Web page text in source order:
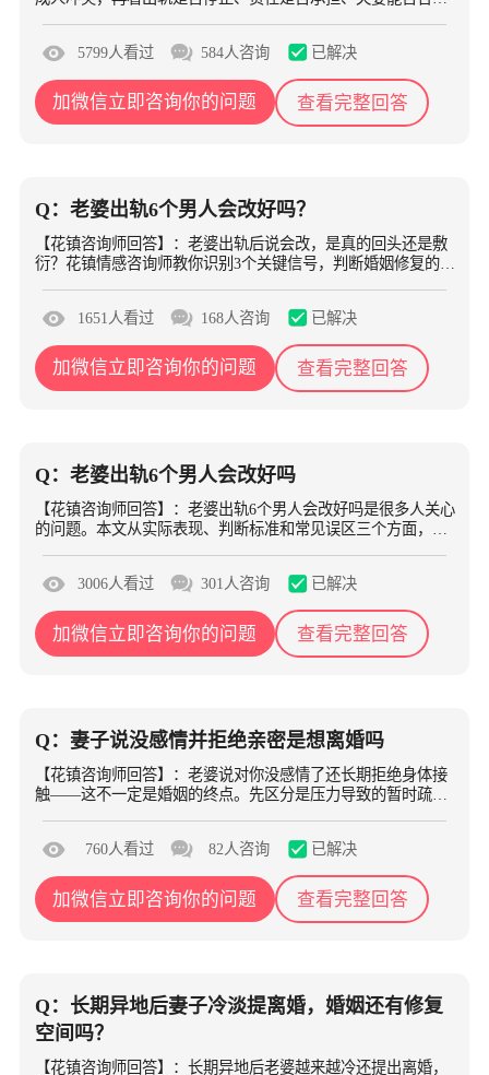
5799人看过 584人咨询 已解决
加微信立即咨询你的问题 查看完整回答
Q：老婆出轨6个男人会改好吗？
【花镇咨询师回答】：老婆出轨后说会改，是真的回头还是敷
衍？花镇情感咨询师教你识别3个关键信号，判断婚姻修复的可
1651人看过 168人咨询 已解决
加微信立即咨询你的问题 查看完整回答
Q：老婆出轨6个男人会改好吗
【花镇咨询师回答】：老婆出轨6个男人会改好吗是很多人关心
的问题。本文从实际表现、判断标准和常见误区三个方面，帮
3006人看过 301人咨询 已解决
加微信立即咨询你的问题 查看完整回答
Q：妻子说没感情并拒绝亲密是想离婚吗
【花镇咨询师回答】：老婆说对你没感情了还长期拒绝身体接
触——这不一定是婚姻的终点。先区分是压力导致的暂时疏离
760人看过
82人咨询 已解决
加微信立即咨询你的问题 查看完整回答
Q：长期异地后妻子冷淡提离婚，婚姻还有修复
空间吗？
【花镇咨询师回答】：长期异地后老婆越来越冷还提出离婚，